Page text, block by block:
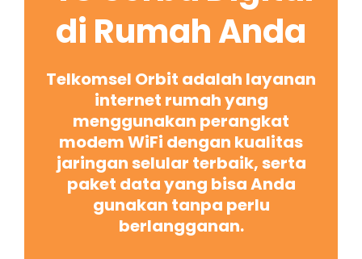
di Rumah Anda
Telkomsel Orbit adalah layanan
internet rumah yang
menggunakan perangkat
modem WiFi dengan kualitas
jaringan selular terbaik, serta
paket data yang bisa Anda
gunakan tanpa perlu
berlangganan.